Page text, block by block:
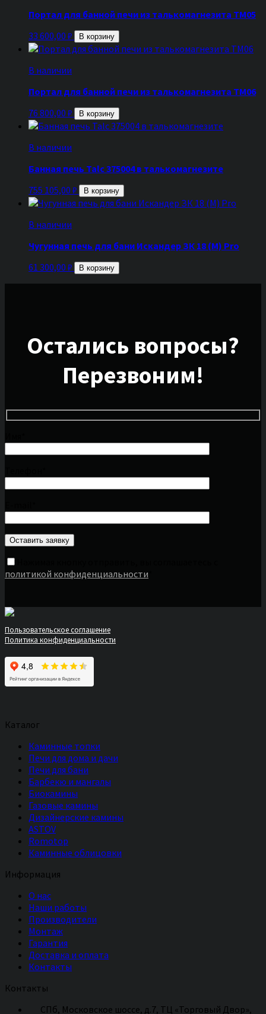
Портал для банной печи из талькомагнезита ТМ05
33 600,00 ₽ В корзину
В наличии
Портал для банной печи из талькомагнезита ТМ06
76 800,00 ₽ В корзину
В наличии
Банная печь Talc 375004 в талькомагнезите
755 105,00 ₽ В корзину
В наличии
Чугунная печь для бани Искандер ЗК 18 (М) Pro
61 300,00 ₽ В корзину
Остались вопросы?
Перезвоним!
политикой конфиденциальности
Пользовательское соглашение
Политика конфиденциальности
Каталог
Каминные топки
Печи для дома и дачи
Печи для бани
Барбекю и мангалы
Биокамины
Газовые камины
Дизайнерские камины
ASTOV
Romotop
Каминные облицовки
Информация
О нас
Наши работы
Производители
Монтаж
Гарантия
Доставка и оплата
Контакты
Контакты
СПб, Московское шоссе, д.7, ТЦ «Торговый Двор»,